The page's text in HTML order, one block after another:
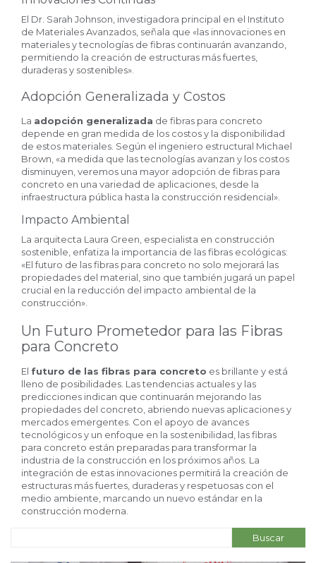
El Dr. Sarah Johnson, investigadora principal en el Instituto
de Materiales Avanzados, señala que «las innovaciones en
materiales y tecnologías de fibras continuarán avanzando,
permitiendo la creación de estructuras más fuertes,
duraderas y sostenibles».
Adopción Generalizada y Costos
La adopción generalizada de fibras para concreto
depende en gran medida de los costos y la disponibilidad
de estos materiales. Según el ingeniero estructural Michael
Brown, «a medida que las tecnologías avanzan y los costos
disminuyen, veremos una mayor adopción de fibras para
concreto en una variedad de aplicaciones, desde la
infraestructura pública hasta la construcción residencial».
Impacto Ambiental
La arquitecta Laura Green, especialista en construcción
sostenible, enfatiza la importancia de las fibras ecológicas:
«El futuro de las fibras para concreto no solo mejorará las
propiedades del material, sino que también jugará un papel
crucial en la reducción del impacto ambiental de la
construcción».
Un Futuro Prometedor para las Fibras
para Concreto
El futuro de las fibras para concreto es brillante y está
lleno de posibilidades. Las tendencias actuales y las
predicciones indican que continuarán mejorando las
propiedades del concreto, abriendo nuevas aplicaciones y
mercados emergentes. Con el apoyo de avances
tecnológicos y un enfoque en la sostenibilidad, las fibras
para concreto están preparadas para transformar la
industria de la construcción en los próximos años. La
integración de estas innovaciones permitirá la creación de
estructuras más fuertes, duraderas y respetuosas con el
medio ambiente, marcando un nuevo estándar en la
construcción moderna.